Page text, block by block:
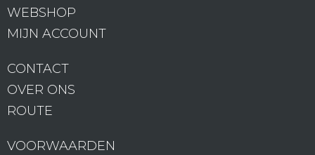
WEBSHOP
MIJN ACCOUNT
CONTACT
OVER ONS
ROUTE
VOORWAARDEN